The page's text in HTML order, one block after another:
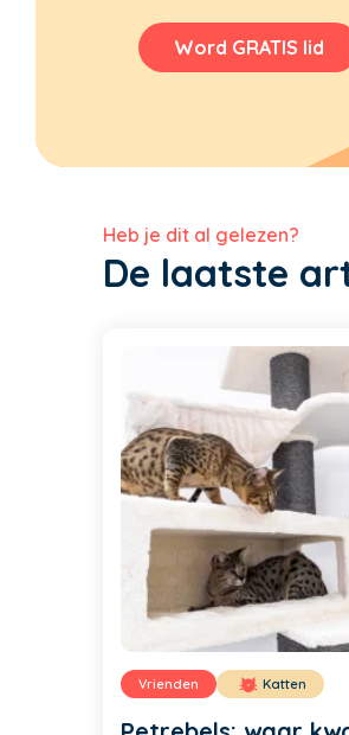
Word GRATIS lid
Heb je dit al gelezen?
De laatste
Vrienden Katten